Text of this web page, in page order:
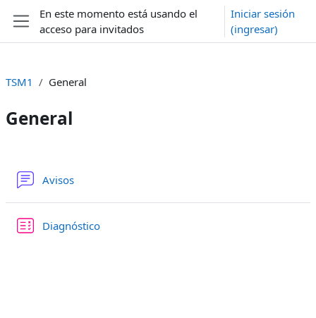
Saltar al contenido principal
Pánel lateral
En este momento está usando el
acceso para invitados
Iniciar sesión
(ingresar)
TSM1 General
General
Avisos
DiagnósticoExamen